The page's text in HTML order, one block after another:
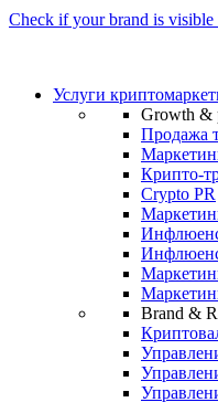
Check if your brand is visible
Услуги
Growth &
Продажа
Крипто-
Crypto PR
Brand &